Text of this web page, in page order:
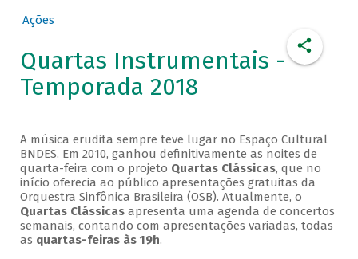
Ações
Quartas Instrumentais -
Temporada 2018
A música erudita sempre teve lugar no Espaço Cultural
BNDES. Em 2010, ganhou definitivamente as noites de
quarta-feira com o projeto Quartas Clássicas, que no
início oferecia ao público apresentações gratuitas da
Orquestra Sinfônica Brasileira (OSB). Atualmente, o
Quartas Clássicasapresenta uma agenda de concertos
semanais, contando com apresentações variadas, todas
as quartas-feiras às 19h.